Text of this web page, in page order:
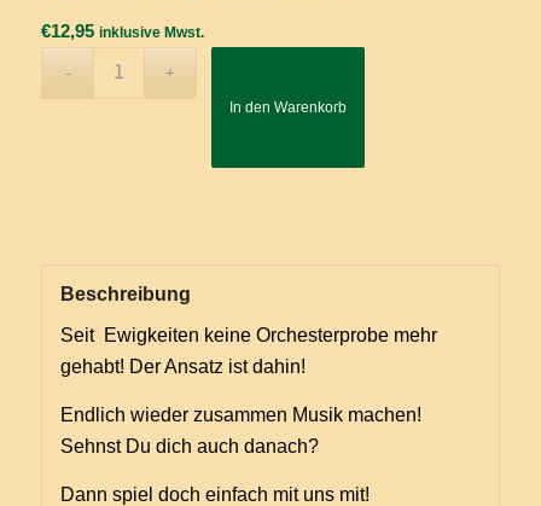
€12,95 inklusive Mwst.
In den Warenkorb
Beschreibung
Seit Ewigkeiten keine Orchesterprobe mehr
gehabt! Der Ansatz ist dahin!
Endlich wieder zusammen Musik machen!
Sehnst Du dich auch danach?
Dann spiel doch einfach mit uns mit!